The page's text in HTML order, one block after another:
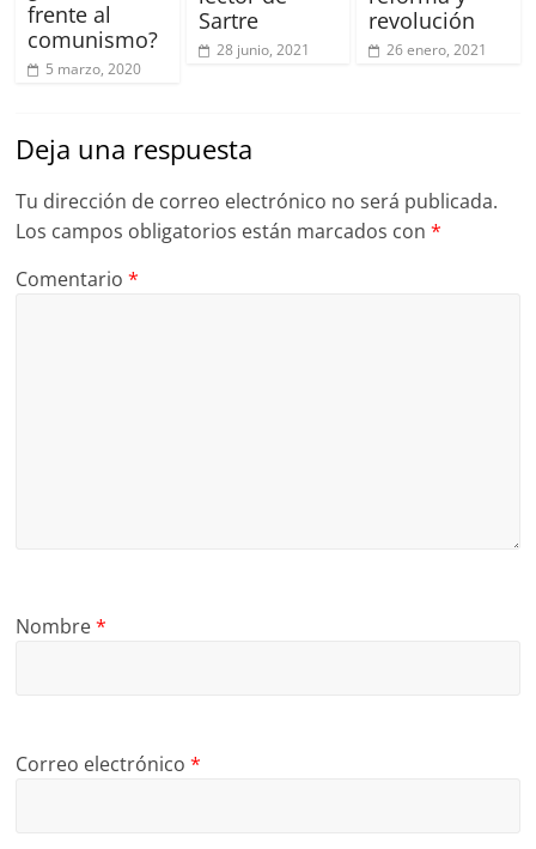
frente al
comunismo?
5 marzo, 2020
Sartre
28 junio, 2021
revolución
26 enero, 2021
Deja una respuesta
Tu dirección de correo electrónico no será publicada.
Los campos obligatorios están marcados con*
Comentario*
Nombre*
Correo electrónico*